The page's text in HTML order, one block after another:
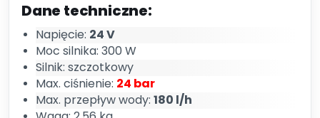
Dane techniczne:
Napięcie: 24 V
Moc silnika: 300 W
Silnik: szczotkowy
Max. ciśnienie: 24 bar
Max. przepływ wody: 180 l/h